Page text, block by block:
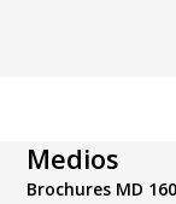
Medios
Brochures MD